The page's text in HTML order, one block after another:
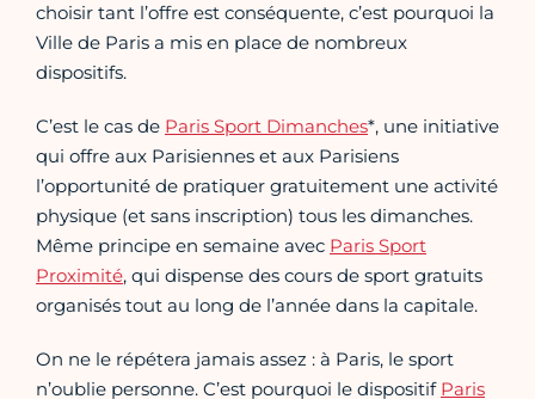
choisir tant l’offre est conséquente, c’est pourquoi la
Ville de Paris a mis en place de nombreux
dispositifs.
C’est le cas de Paris Sport Dimanches*, une initiative
qui offre aux Parisiennes et aux Parisiens
l’opportunité de pratiquer gratuitement une activité
physique (et sans inscription) tous les dimanches.
Même principe en semaine avec Paris Sport
Proximité, qui dispense des cours de sport gratuits
organisés tout au long de l’année dans la capitale.
On ne le répétera jamais assez : à Paris, le sport
n’oublie personne. C’est pourquoi le dispositif Paris